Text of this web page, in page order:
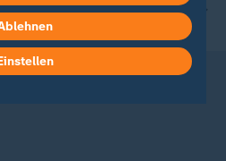
findest du in unserer